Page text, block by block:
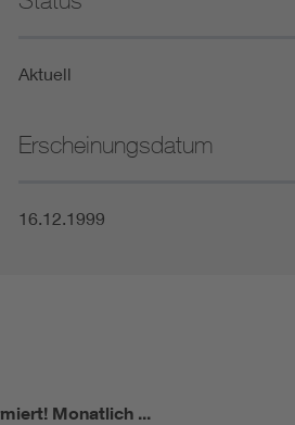
Not- und Sicherheitsbeleuchtung
Aktuell
Erscheinungsdatum
16.12.1999
Monatlich ...